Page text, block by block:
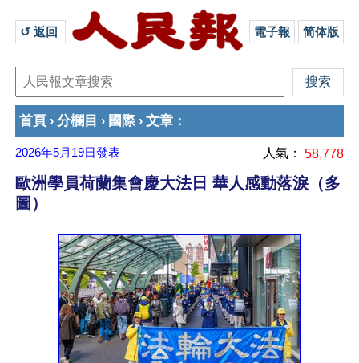
↺ 返回 電子報 简体版
首頁 › 分欄目 › 國際› 文章 ：
2026年5月19日發表 人氣： 58,778
歐洲學員荷蘭集會慶大法日 華人感動落淚（多
圖）